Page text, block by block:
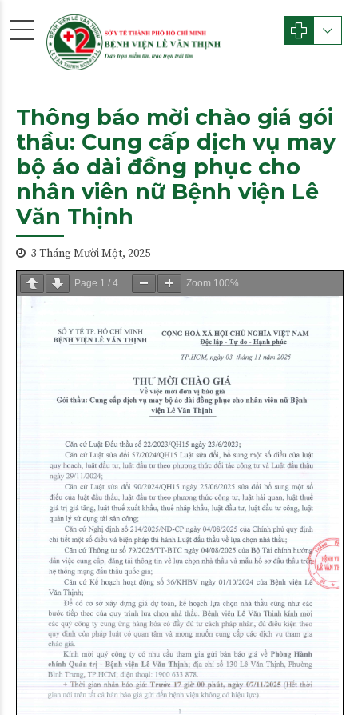
Thông báo mời chào giá gói
thầu: Cung cấp dịch vụ may
bộ áo dài đồng phục cho
nhân viên nữ Bệnh viện Lê
Văn Thịnh
3 Tháng Mười Một, 2025
Page 1 / 4 Zoom 100%